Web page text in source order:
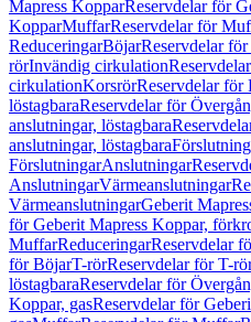
Mapress KopparReservdelar för
KopparMuffarReservdelar för
ReduceringarBöjarReservdelar
rörInvändig cirkulation
cirkulationKorsrörReservdelar för
löstagbaraReservdelar för
anslutningar, löstagbara
anslutningar, löstagbara
FörslutningarAnslutningar
AnslutningarVärmeanslutningar
VärmeanslutningarGeberit
för Geberit Mapress Koppar,
MuffarReduceringarReservdelar
för BöjarT-rörReservdelar för T-
löstagbaraReservdelar för
Koppar, gasReservdelar för